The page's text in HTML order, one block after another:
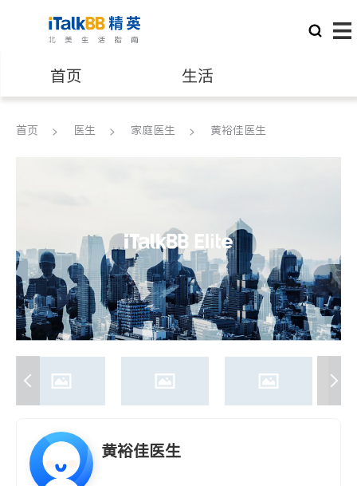
首页 生活
医生 律师
会计师
建筑装修
首页 医生 家庭医生 黄裕佳医生
黄裕佳医生